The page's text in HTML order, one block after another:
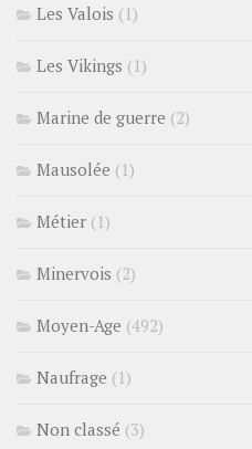
Les Valois (1)
Les Vikings (1)
Marine de guerre (2)
Mausolée (1)
Métier (1)
Minervois (2)
Moyen-Age (492)
Naufrage (1)
Non classé (3)